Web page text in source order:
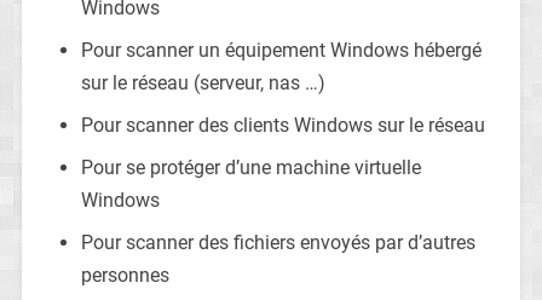
Windows
Pour scanner un équipement Windows hébergé
sur le réseau (serveur, nas …)
Pour scanner des clients Windows sur le réseau
Pour se protéger d’une machine virtuelle
Windows
Pour scanner des fichiers envoyés par d’autres
personnes